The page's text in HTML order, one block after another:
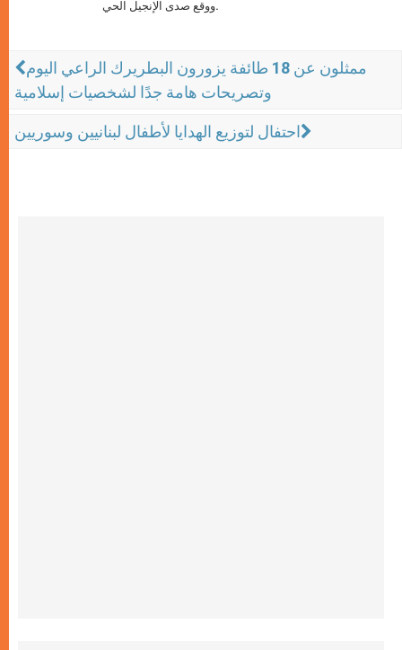
ووقع صدى الإنجيل الحي.
ممثلون عن 18 طائفة يزورون البطريرك الراعي اليوم
وتصريحات هامة جدًا لشخصيات إسلامية
احتفال لتوزيع الهدايا لأطفال لبنانيين وسوريين